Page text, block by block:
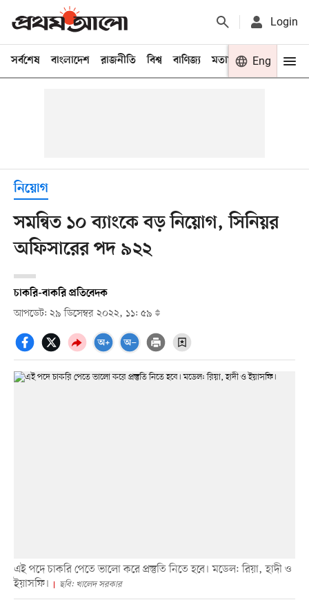
Login
সর্বশেষ বাংলাদেশ রাজনীতি বিশ্ব বাণিজ্য মতামত খেলা
Eng
নিয়োগ
সমন্বিত ১০ ব্যাংকে বড় নিয়োগ, সিনিয়র
অফিসারের পদ ৯২২
চাকরি-বাকরি প্রতিবেদক
আপডেট: ২৯ ডিসেম্বর ২০২২, ১১: ৫৯
এই পদে চাকরি পেতে ভালো করে প্রস্তুতি নিতে হবে। মডেল: রিয়া, হাদী ও
ইয়াসফি।
ছবি: খালেদ সরকার